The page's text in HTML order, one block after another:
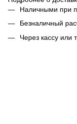
Наличными при
Безналичный
Через кассу или